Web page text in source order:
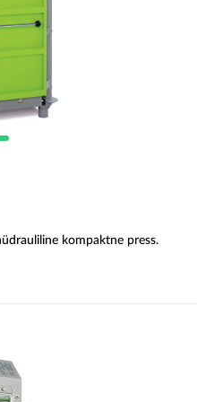
kompaktne press.